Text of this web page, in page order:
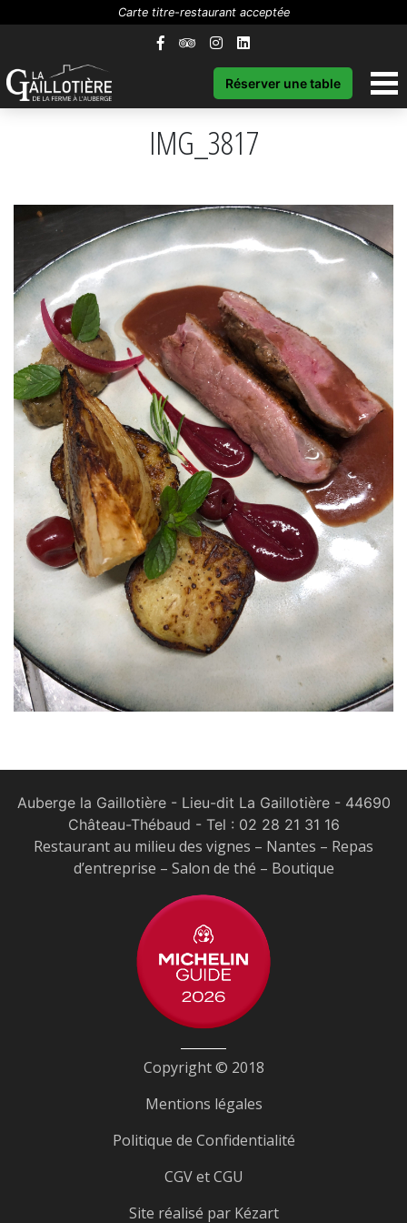
Carte titre-restaurant acceptée
Réserver une table
IMG_3817
Auberge la Gaillotière - Lieu-dit La Gaillotière - 44690
Château-Thébaud - Tel : 02 28 21 31 16
Restaurant au milieu des vignes – Nantes – Repas
d’entreprise – Salon de thé – Boutique
Copyright © 2018
Mentions légales
Politique de Confidentialité
CGV et CGU
Site réalisé par Kézart